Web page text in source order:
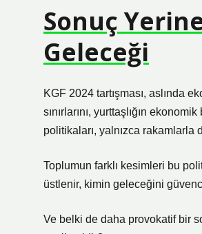
Sonuç
Geleceği
KGF 2024 tartışması, aslında
sınırlarını, yurttaşlığın
politikaları, yalnızca
Toplumun farklı kesimleri bu
üstlenir, kimin geleceğini
Ve belki de daha provokatif bir